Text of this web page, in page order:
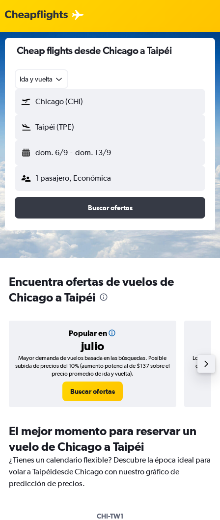
Cheap flights desde Chicago a Taipéi
Ida y vuelta
Chicago (CHI)
Taipéi (TPE)
dom. 6/9 - dom. 13/9
1 pasajero, Económica
Buscar ofertas
Encuentra ofertas de vuelos de
Chicago a Taipéi
Popular en
julio
Mayor demanda de vuelos basada en las búsquedas. Posible
subida de precios del 10% (aumento potencial de $137 sobre el
precio promedio de ida y vuelta).
Buscar ofertas
Los
de
El mejor momento para reservar un
vuelo de Chicago a Taipéi
¿Tienes un calendario flexible? Descubre la época ideal para
volar a Taipéidesde Chicago con nuestro gráfico de
predicción de precios.
CHI-TW1